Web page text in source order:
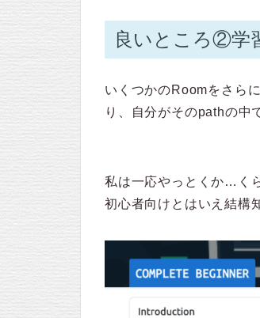
良いところ②学
いくつかのRoomをさら
り、自分がそのpathの中
私は一応やっとくか…く
初心者向けとはいえ結構